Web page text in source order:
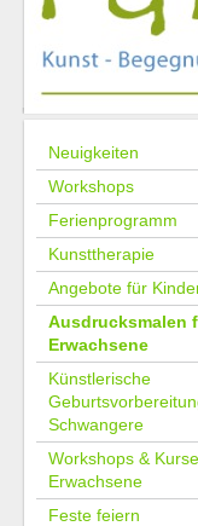
Neuigkeiten
Workshops
Ferienprogramm
Kunsttherapie
Angebote für
Ausdrucksmalen
Erwachsene
Künstlerische
Schwangere
Workshops &
Erwachsene
Feste feiern